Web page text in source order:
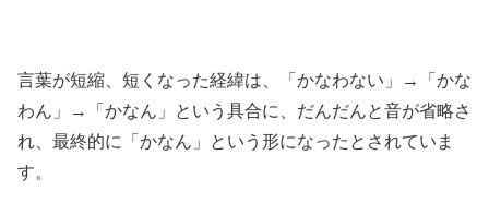
言葉が短縮、短くなった経緯は、「かなわない」→「かな
わん」→「かなん」という具合に、だんだんと音が省略さ
れ、最終的に「かなん」という形になったとされていま
す。